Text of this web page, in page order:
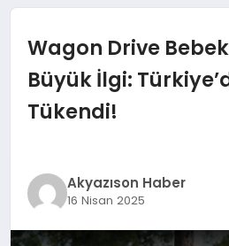
EKONOMI
SPOR
YAŞAM
Wagon Drive
Büyük İlgi:
Tükendi!
Akyazıson Haber
16 Nisan 2025